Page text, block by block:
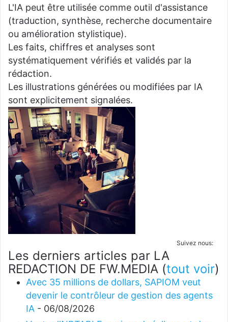
L'IA peut être utilisée comme outil d'assistance
(traduction, synthèse, recherche documentaire
ou amélioration stylistique).
Les faits, chiffres et analyses sont
systématiquement vérifiés et validés par la
rédaction.
Les illustrations générées ou modifiées par IA
sont explicitement signalées.
Suivez nous:
Les derniers articles par LA
REDACTION DE FW.MEDIA (tout voir)
Avec 35 millions de dollars, SAPIOM veut
devenir le contrôleur de gestion des agents
IA - 06/08/2026